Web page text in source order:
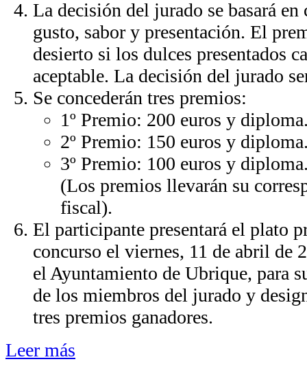
La decisión del jurado se basará
gusto, sabor y presentación. El
desierto si los dulces presentados
aceptable. La decisión del jurado
Se concederán tres premios:
1º Premio: 200 euros y
2º Premio: 150 euros y
3º Premio: 100 euros y
(Los premios llevarán su
fiscal).
El participante presentará el plato
concurso el viernes, 11 de abril de
el Ayuntamiento de Ubrique, para
de los miembros del jurado y
tres premios ganadores.
Leer más